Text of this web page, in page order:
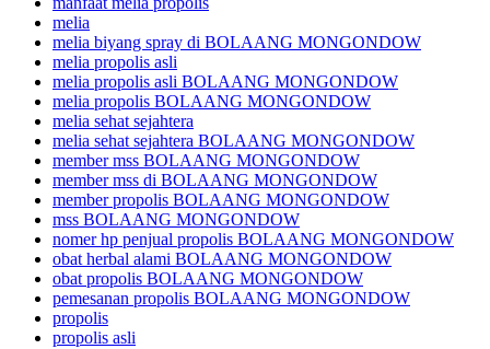
melia
melia biyang spray di BOLAANG MONGONDOW
melia propolis asli
melia propolis asli BOLAANG MONGONDOW
melia propolis BOLAANG MONGONDOW
melia sehat sejahtera
melia sehat sejahtera BOLAANG MONGONDOW
member mss BOLAANG MONGONDOW
member mss di BOLAANG MONGONDOW
member propolis BOLAANG MONGONDOW
mss BOLAANG MONGONDOW
nomer hp penjual propolis BOLAANG MONGONDOW
obat herbal alami BOLAANG MONGONDOW
obat propolis BOLAANG MONGONDOW
pemesanan propolis BOLAANG MONGONDOW
propolis
propolis asli